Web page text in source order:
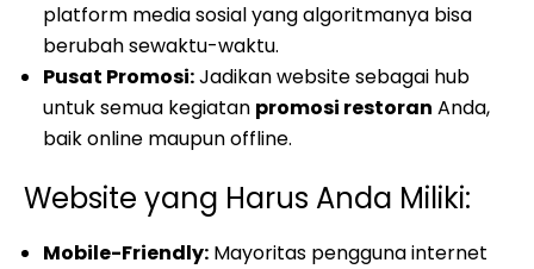
platform media sosial yang algoritmanya bisa
berubah sewaktu-waktu.
Pusat Promosi:Jadikan website sebagai hub
untuk semua kegiatan promosi restoran Anda,
baik online maupun offline.
Website yang Harus Anda Miliki:
Mobile-Friendly: Mayoritas pengguna internet